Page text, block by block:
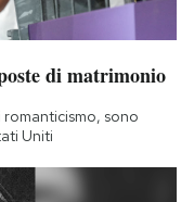
di matrimonio
sono
Uniti